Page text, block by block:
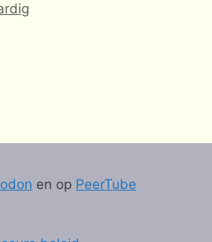
en op PeerTube